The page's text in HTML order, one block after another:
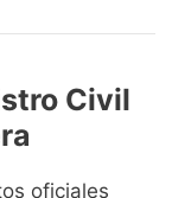
Civil
oficiales